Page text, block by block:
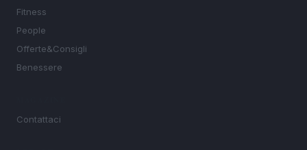
Fitness
People
Offerte&Consigli
Benessere
Contattaci